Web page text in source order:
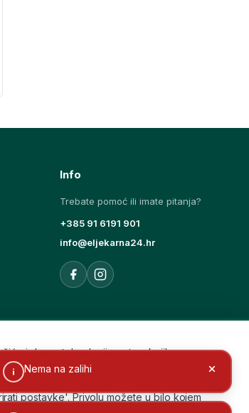
Info
Trebate pomoć ili imate pitanja?
+385 91 6191 901
info@eljekarna24.hr
i druge tehnologije putem kojih se
i analitičkih izvješća, ali i za
u Politikama kolačića. Kolačiće u
postavke'. Privolu možete u bilo kojem
Nema na zalihi